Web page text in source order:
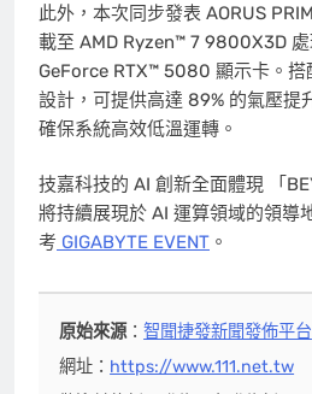
此外，本次同步發表 AORUS
載至 AMD Ryzen™ 7 9800X3D
GeForce RTX™ 5080 顯示卡。搭
設計，可提供高達 89% 的氣壓提
確保系統高效低溫運轉。
技嘉科技的 AI 創新全面體現 「
將持續展現於 AI 運算領域的領導
考 GIGABYTE EVENT 。
原始來源：智聞捷發新聞發佈平台
網址： https://www.111.net.tw